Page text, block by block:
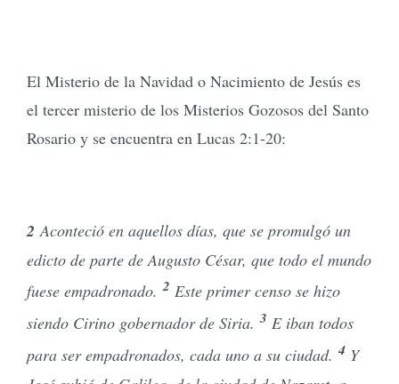
El Misterio de la Navidad o Nacimiento de Jesús es
el tercer misterio de los Misterios Gozosos del Santo
Rosario y se encuentra en Lucas 2:1-20:
2Aconteció en aquellos días, que se promulgó un
edicto de parte de Augusto César, que todo el mundo
fuese empadronado.2 Este primer censo se hizo
siendo Cirino gobernador de Siria. 3 E iban todos
para ser empadronados, cada uno a su ciudad. 4 Y